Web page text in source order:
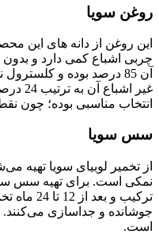
روغن سویا
این روغن از دانه های این
چربی اشباع کمی دارد و
آن 85 درصد بوده و
انتخاب مناسبی بوده؛ چون
سس سویا
از تخمیر لوبیای سویا تهیه
نمکی است. برای تهیه سس
ترکیب و
جوشانده و جدا‌سازی
است.